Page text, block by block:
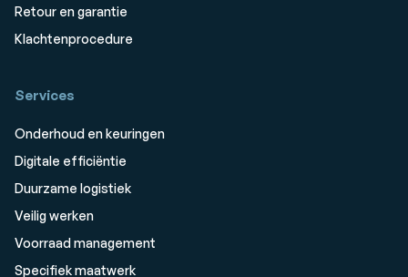
Retour en garantie
Klachtenprocedure
Services
Onderhoud en keuringen
Digitale efficiëntie
Duurzame logistiek
Veilig werken
Voorraad management
Specifiek maatwerk